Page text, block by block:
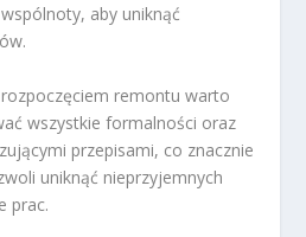
aby uniknąć
remontu warto
wszystkie formalności oraz
przepisami, co znacznie
uniknąć nieprzyjemnych
prac.